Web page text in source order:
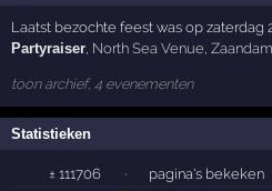
Laatst bezochte feest was op zaterdag
Partyraiser, North Sea Venue,Zaandam
toon archief, 4 evenementen
Statistieken
± 111706 ·
pagina's bekeken